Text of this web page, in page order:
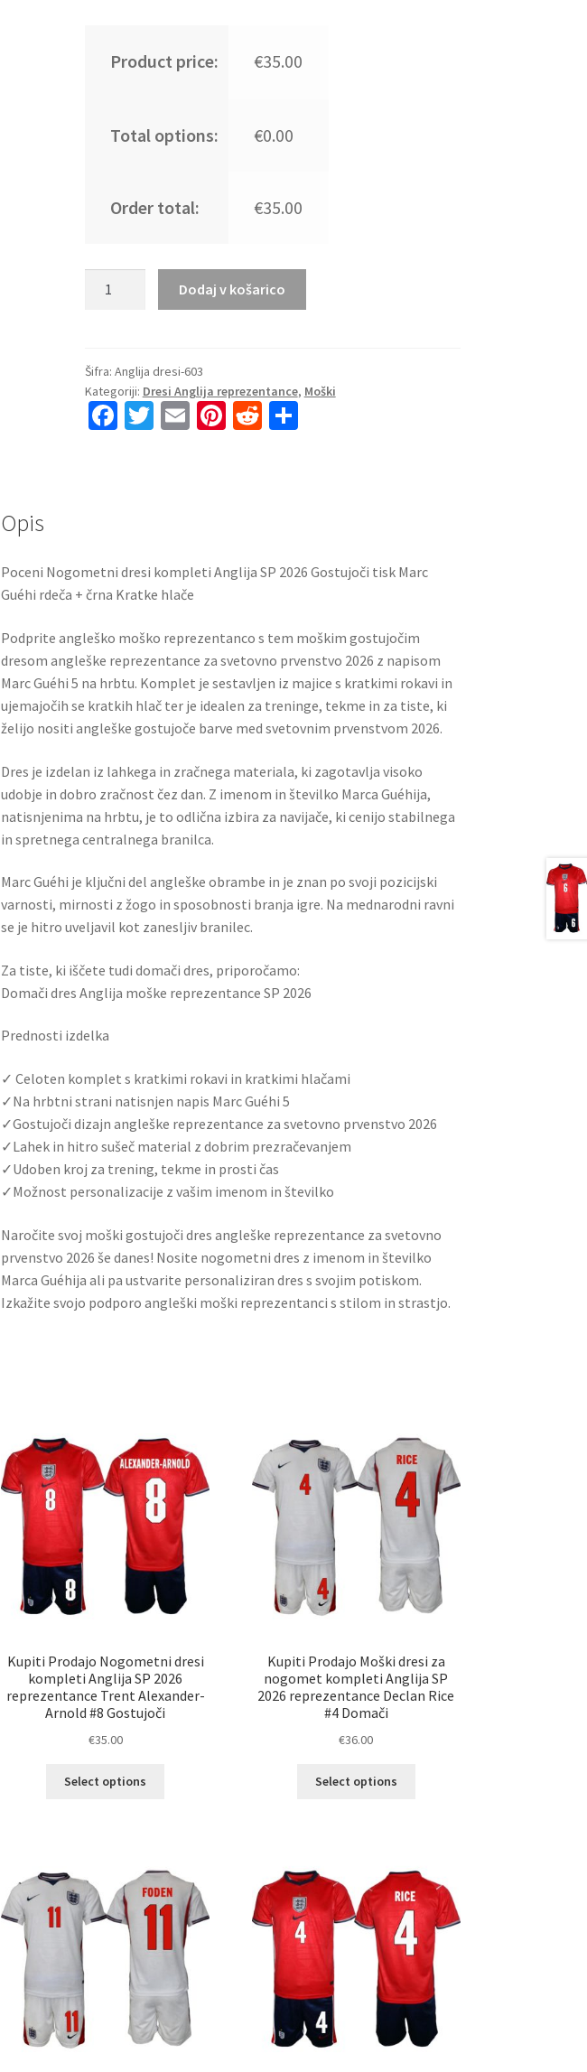
Product price: €35.00
Total options: €0.00
Order total: €35.00
kompleti
Anglija
SP
količina
Dodaj v košarico
Šifra: Anglija dresi-603
Kategoriji: Dresi Anglija reprezentance, Moški
Fa
k
T E Pi R S
Opis
Poceni Nogometni dresi kompleti Anglija SP 2026 Gostujoči tisk Marc
Guéhi rdeča + črna Kratke hlače
Podprite angleško moško reprezentanco s tem moškim gostujočim
dresom angleške reprezentance za svetovno prvenstvo 2026 z napisom
Marc Guéhi 5 na hrbtu. Komplet je sestavljen iz majice s kratkimi rokavi in ​​
ujemajočih se kratkih hlač ter je idealen za treninge, tekme in za tiste, ki
želijo nositi angleške gostujoče barve med svetovnim prvenstvom 2026.
Dres je izdelan iz lahkega in zračnega materiala, ki zagotavlja visoko
udobje in dobro zračnost čez dan. Z imenom in številko Marca Guéhija,
natisnjenima na hrbtu, je to odlična izbira za navijače, ki cenijo stabilnega
in spretnega centralnega branilca.
Marc Guéhi je ključni del angleške obrambe in je znan po svoji pozicijski
varnosti, mirnosti z žogo in sposobnosti branja igre. Na mednarodni ravni
se je hitro uveljavil kot zanesljiv branilec.
Za tiste, ki iščete tudi domači dres, priporočamo:
Domači dres Anglija moške reprezentance SP 2026
Prednosti izdelka
✓ Celoten komplet s kratkimi rokavi in ​​kratkimi hlačami
✓Na hrbtni strani natisnjen napis Marc Guéhi 5
✓Gostujoči dizajn angleške reprezentance za svetovno prvenstvo 2026
✓Lahek in hitro sušeč material z dobrim prezračevanjem
✓Udoben kroj za trening, tekme in prosti čas
✓Možnost personalizacije z vašim imenom in številko
Naročite svoj moški gostujoči dres angleške reprezentance za svetovno
prvenstvo 2026 še danes! Nosite nogometni dres z imenom in številko
Marca Guéhija ali pa ustvarite personaliziran dres s svojim potiskom.
Izkažite svojo podporo angleški moški reprezentanci s stilom in strastjo.
Kupiti Prodajo Nogometni dresi
kompleti Anglija SP 2026
reprezentance Trent Alexander-
Arnold #8 Gostujoči
€35.00
Select options
Možnosti
lahko
izberete
strani
izdelka
Kupiti Prodajo Moški dresi za
nogomet kompleti Anglija SP
2026 reprezentance Declan Rice
#4 Domači
€36.00
Select options
Možnosti
lahko
izberete
na
strani
izdelka